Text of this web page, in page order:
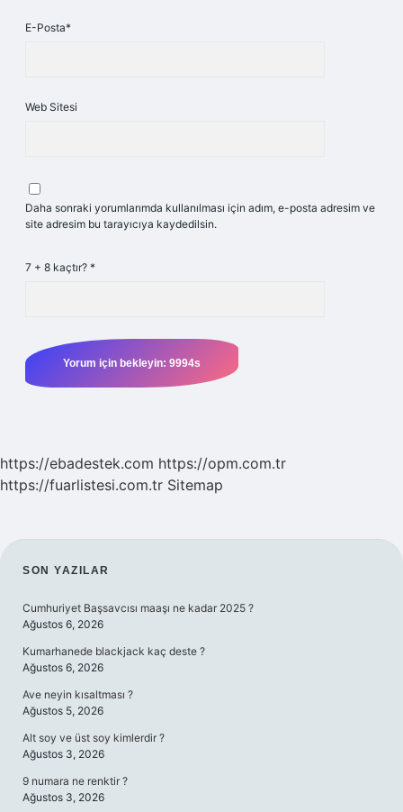
E-Posta*
Web Sitesi
Daha sonraki yorumlarımda kullanılması için adım, e-posta adresim ve
site adresim bu tarayıcıya kaydedilsin.
7 + 8 kaçtır? *
https://ebadestek.com https://opm.com.tr
https://fuarlistesi.com.tr Sitemap
SIDEBAR
SON YAZILAR
Cumhuriyet Başsavcısı maaşı ne kadar 2025 ?
Ağustos 6, 2026
Kumarhanede blackjack kaç deste ?
Ağustos 6, 2026
Ave neyin kısaltması ?
Ağustos 5, 2026
Alt soy ve üst soy kimlerdir ?
Ağustos 3, 2026
9 numara ne renktir ?
Ağustos 3, 2026